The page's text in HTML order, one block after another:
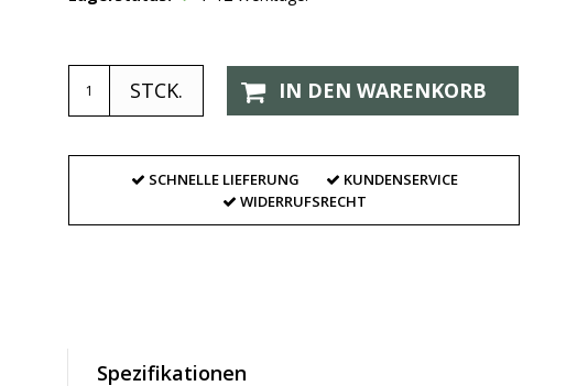
STCK. IN DEN WARENKORB
SCHNELLE LIEFERUNG
KUNDENSERVICE
WIDERRUFSRECHT
Spezifikationen